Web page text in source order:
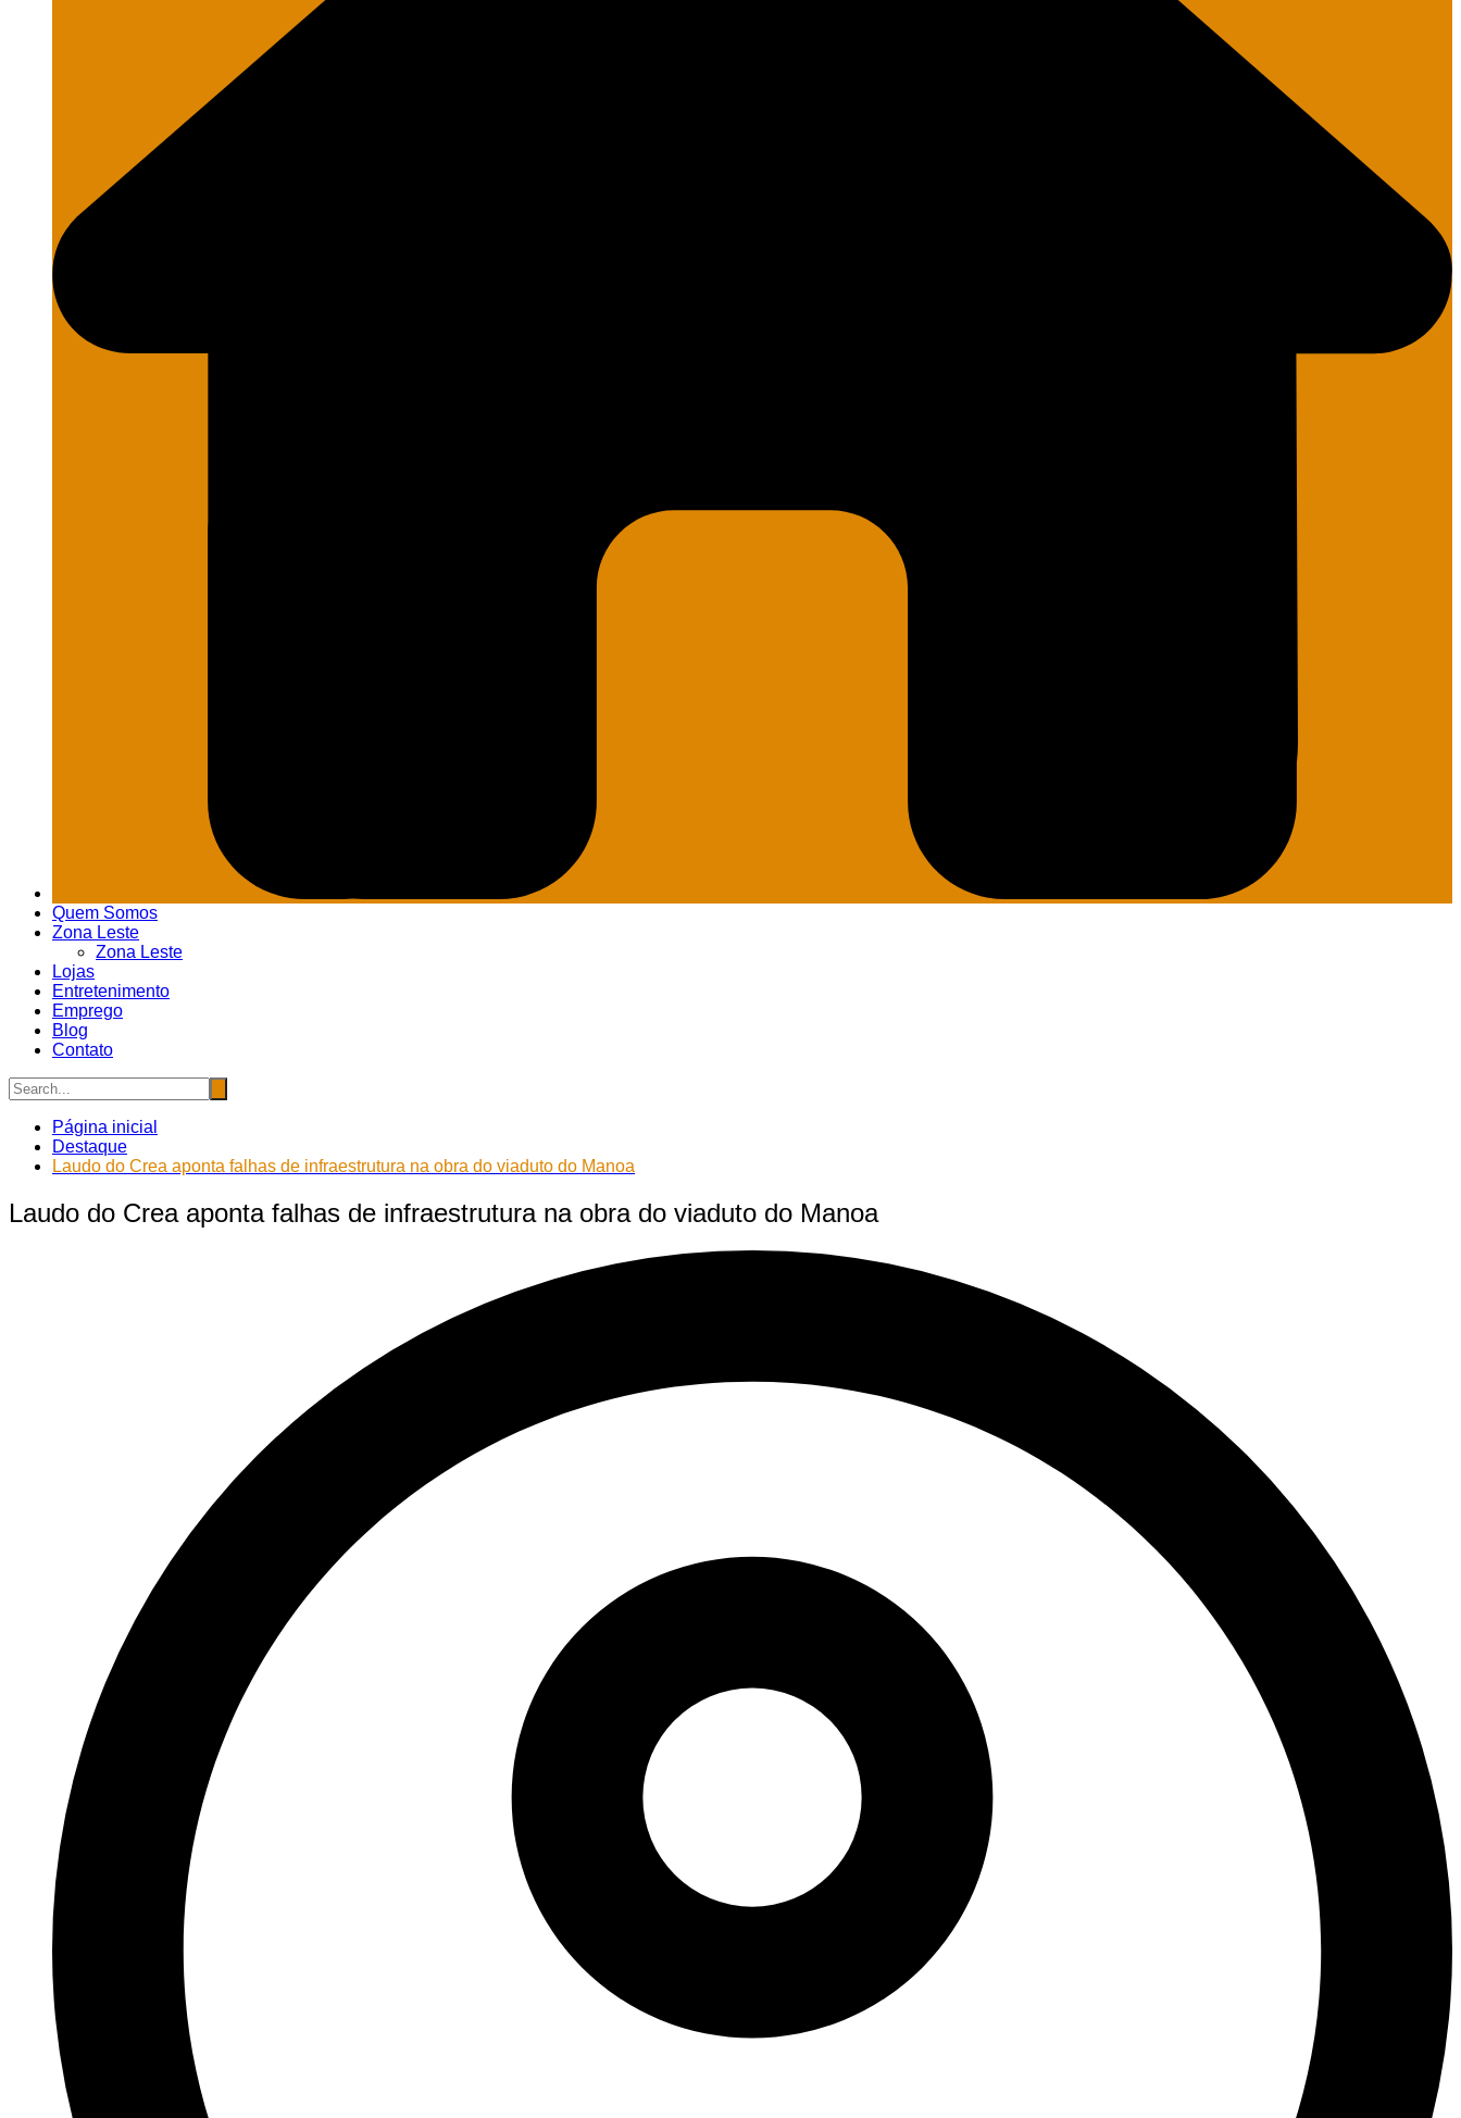
Quem Somos
Zona Leste
Zona Leste
Lojas
Entretenimento
Emprego
Blog
Contato
Página inicial
Destaque
Laudo do Crea aponta falhas de infraestrutura na obra do viaduto do Manoa
Laudo do Crea aponta falhas de infraestrutura na obra do viaduto do Manoa